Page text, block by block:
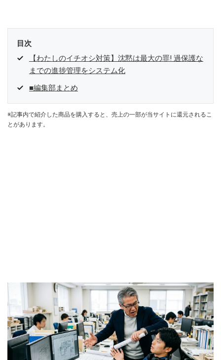
目次
【わたしのイチオシ対策】沈黙は最大の罪! 過保護な
までの進捗管理をシステム化
■編集部まとめ
※記事内で紹介した商品を購入すると、売上の一部が当サイトに還元されるこ
とがあります。